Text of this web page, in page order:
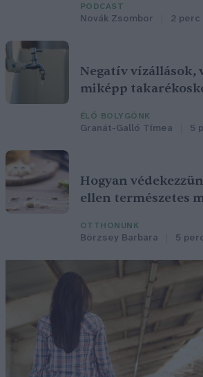
PODCAST
Novák Zsombor 2 perc
Negatív vízállások,
miképp
ÉLŐ BOLYGÓNK
Granát-Galló Tímea 5
Hogyan
ellen természetes
OTTHONUNK
Börzsey Barbara 5